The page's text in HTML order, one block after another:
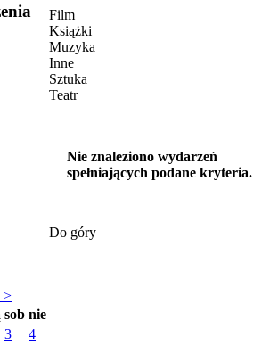
>
sob nie
3
4
Film
Książki
Muzyka
Inne
Sztuka
Teatr
Nie znaleziono wydarzeń
spełniających podane kryteria.
Do góry